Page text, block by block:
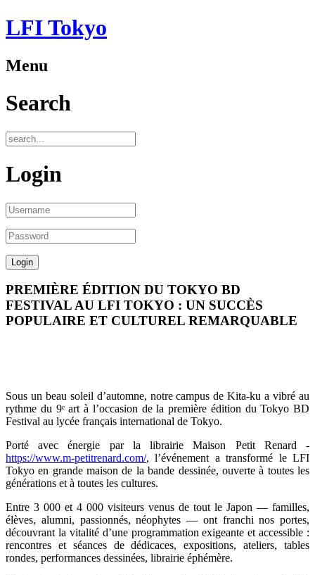
LFI Tokyo
Menu
Search
Login
PREMIÈRE ÉDITION DU TOKYO BD
FESTIVAL AU LFI TOKYO : UN SUCCÈS
POPULAIRE ET CULTUREL REMARQUABLE
Sous un beau soleil d’automne, notre campus de Kita-ku a vibré au
rythme du 9ᵉart à l’occasion de la première édition du Tokyo BD
Festival au lycée français international de Tokyo.
Porté avec énergie par la librairie Maison Petit Renard -
https://www.m-petitrenard.com/, l’événement a transformé le LFI
Tokyo en grande maison de la bande dessinée, ouverte à toutes les
générations et à toutes les cultures.
Entre 3 000 et 4 000 visiteurs venus de tout le Japon — familles,
élèves, alumni, passionnés, néophytes — ont franchi nos portes,
découvrant la vitalité d’une programmation exigeante et accessible :
rencontres et séances de dédicaces, expositions, ateliers, tables
rondes, performances dessinées, librairie éphémère.